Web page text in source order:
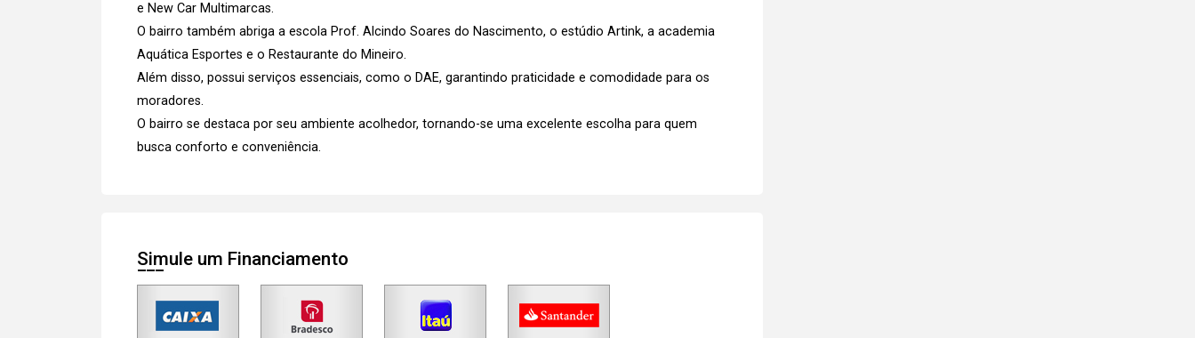
e New Car Multimarcas.
O bairro também abriga a escola Prof. Alcindo Soares do Nascimento, o estúdio Artink, a academia
Aquática Esportes e o Restaurante do Mineiro.
Além disso, possui serviços essenciais, como o DAE, garantindo praticidade e comodidade para os
moradores.
O bairro se destaca por seu ambiente acolhedor, tornando-se uma excelente escolha para quem
busca conforto e conveniência.
Simule um Financiamento